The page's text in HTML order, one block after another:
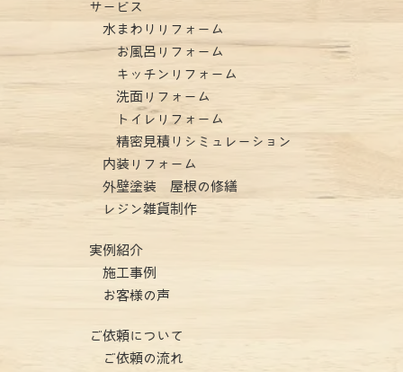
サービス
水まわりリフォーム
お風呂リフォーム
キッチンリフォーム
洗面リフォーム
トイレリフォーム
精密見積りシミュレーション
内装リフォーム
外壁塗装 屋根の修繕
レジン雑貨制作
実例紹介
施工事例
お客様の声
ご依頼について
ご依頼の流れ